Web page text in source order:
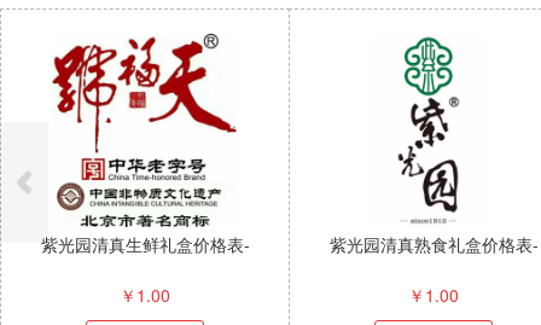
紫光园清真生鲜礼盒价格表-
￥ 1.00
紫光园清真熟食礼盒价格表-
￥ 1.00